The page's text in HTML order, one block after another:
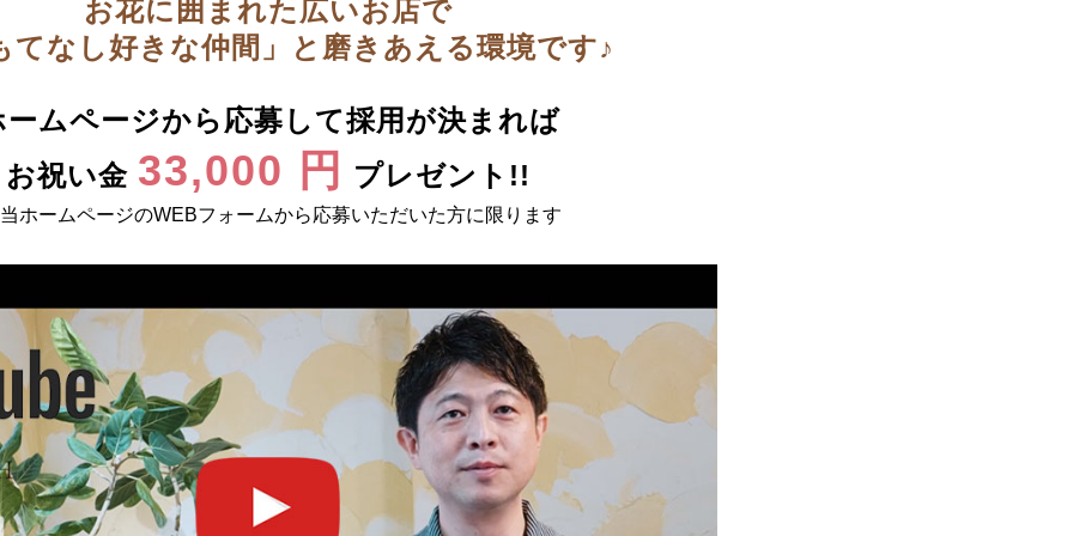
お花に囲まれた広いお店で
てなし好きな仲間」と磨きあえる環境です♪
ームページから応募して採用が決まれば
お祝い金 33,000 円 プレゼント!!
ホームページのWEBフォームから応募いただいた方に限ります